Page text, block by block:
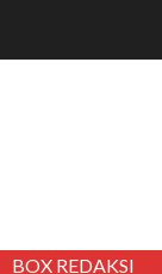
BOX REDAKSI